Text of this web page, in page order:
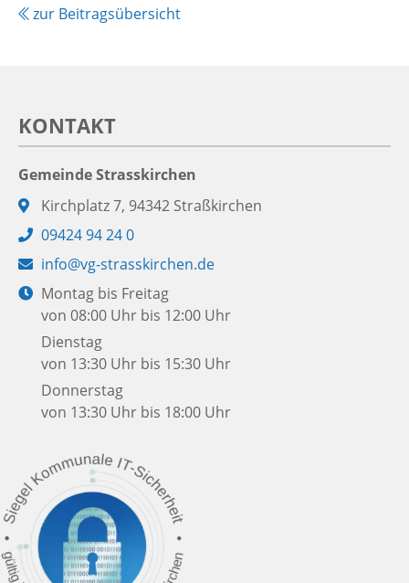
Auflistung
Auflistung
Auflistung
Auflistung
zur Beitragsübersicht
KONTAKT
Gemeinde Strasskirchen
Adresse:
Kirchplatz 7, 94342 Straßkirchen
Telefon:
09424 94 24 0
E-
Mail:
info@vg-strasskirchen.de
Öffnungszeiten:
Montag bis Freitag
von 08:00 Uhr bis 12:00 Uhr
Dienstag
von 13:30 Uhr bis 15:30 Uhr
Donnerstag
von 13:30 Uhr bis 18:00 Uhr